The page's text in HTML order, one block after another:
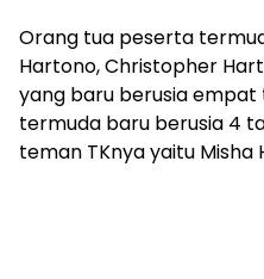
Orang tua peserta
Hartono, Christopher
yang baru berusia
termuda baru berusia 4
teman TKnya yaitu Misha